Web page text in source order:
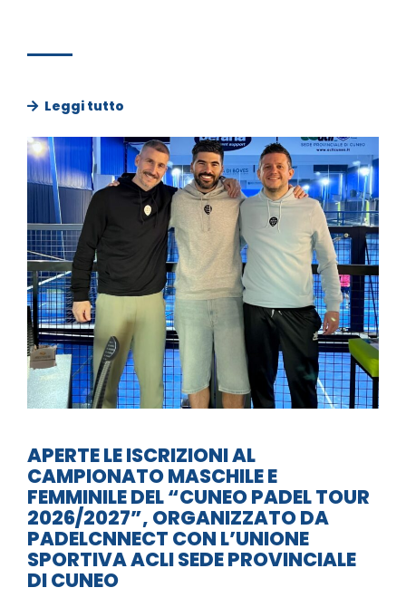
Leggi tutto
APERTE LE ISCRIZIONI AL
CAMPIONATO MASCHILE E
FEMMINILE DEL “CUNEO PADEL TOUR
2026/2027”, ORGANIZZATO DA
PADELCNNECT CON L’UNIONE
SPORTIVA ACLI SEDE PROVINCIALE
DI CUNEO